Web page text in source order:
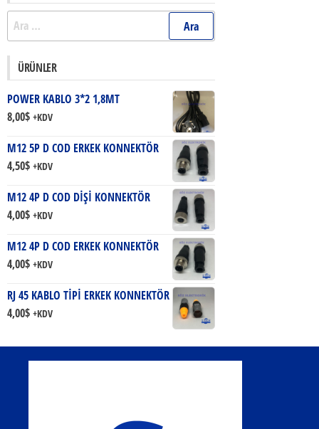
Arama:
ÜRÜNLER
POWER KABLO 3*2 1,8MT
8,00$ +KDV
M12 5P D COD ERKEK KONNEKTÖR
4,50$ +KDV
M12 4P D COD DİŞİ KONNEKTÖR
4,00$ +KDV
M12 4P D COD ERKEK KONNEKTÖR
4,00$ +KDV
RJ 45 KABLO TİPİ ERKEK KONNEKTÖR
4,00$ +KDV